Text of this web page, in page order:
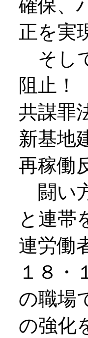
確保、
正を実
そし
阻止！
共謀罪
新基地
再稼働
闘い
と連帯
連労働
１８・
の職場
の強化